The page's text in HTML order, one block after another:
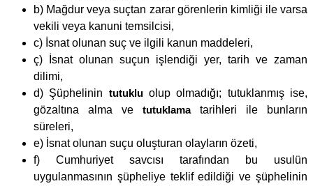
b) Mağdur veya suçtan zarar görenlerin kimliği ile varsa
vekili veya kanuni temsilcisi,
c) İsnat olunan suç ve ilgili kanun maddeleri,
ç) İsnat olunan suçun işlendiği yer, tarih ve zaman
dilimi,
d) Şüphelinin tutukluolup olmadığı; tutuklanmış ise,
gözaltına alma ve tutuklamatarihleri ile bunların
süreleri,
e) İsnat olunan suçu oluşturan olayların özeti,
f) Cumhuriyet savcısı tarafından bu usulün
uygulanmasının şüpheliye teklif edildiği ve şüphelinin